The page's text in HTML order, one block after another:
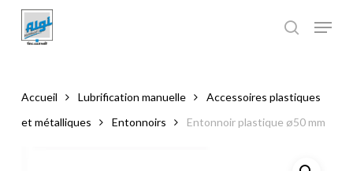
main
Accueil Lubrification manuelle
Accessoires plastiques
et métalliques
Entonnoirs Entonnoir plastique ø50 mm